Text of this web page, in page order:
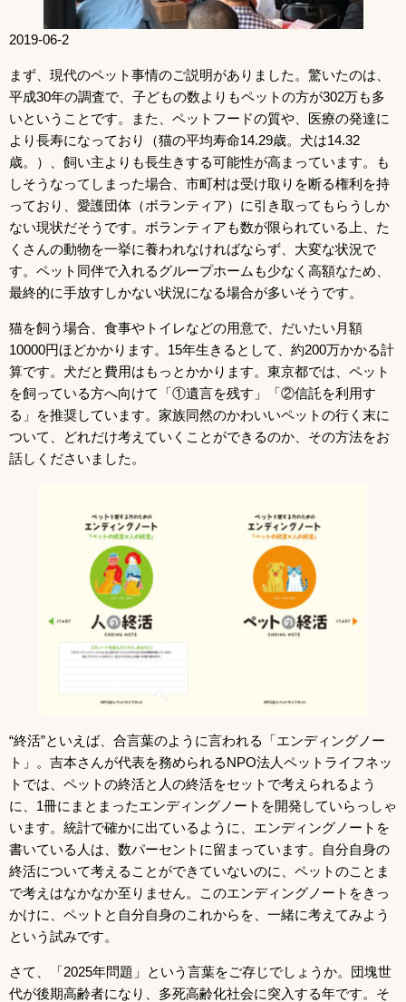
2019-06-2
まず、現代のペット事情のご説明がありました。驚いたのは、
平成30年の調査で、子どもの数よりもペットの方が302万も多
いということです。また、ペットフードの質や、医療の発達に
より長寿になっており（猫の平均寿命14.29歳。犬は14.32
歳。）、飼い主よりも長生きする可能性が高まっています。も
しそうなってしまった場合、市町村は受け取りを断る権利を持
っており、愛護団体（ボランティア）に引き取ってもらうしか
ない現状だそうです。ボランティアも数が限られている上、た
くさんの動物を一挙に養われなければならず、大変な状況で
す。ペット同伴で入れるグループホームも少なく高額なため、
最終的に手放すしかない状況になる場合が多いそうです。
猫を飼う場合、食事やトイレなどの用意で、だいたい月額
10000円ほどかかります。15年生きるとして、約200万かかる計
算です。犬だと費用はもっとかかります。東京都では、ペット
を飼っている方へ向けて「①遺言を残す」「②信託を利用す
る」を推奨しています。家族同然のかわいいペットの行く末に
ついて、どれだけ考えていくことができるのか、その方法をお
話しくださいました。
“終活”といえば、合言葉のように言われる「エンディングノー
ト」。吉本さんが代表を務められるNPO法人ペットライフネッ
トでは、ペットの終活と人の終活をセットで考えられるよう
に、1冊にまとまったエンディングノートを開発していらっしゃ
います。統計で確かに出ているように、エンディングノートを
書いている人は、数パーセントに留まっています。自分自身の
終活について考えることができていないのに、ペットのことま
で考えはなかなか至りません。このエンディングノートをきっ
かけに、ペットと自分自身のこれからを、一緒に考えてみよう
という試みです。
さて、「2025年問題」という言葉をご存じでしょうか。団塊世
代が後期高齢者になり、多死高齢化社会に突入する年です。そ